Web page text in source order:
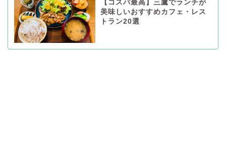
【コスパ最高】三鷹でランチが
美味しいおすすめカフェ・レス
トラン20選